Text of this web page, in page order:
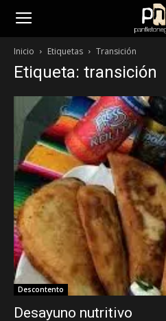
panfletonegro
Inicio Etiquetas Transición
Etiqueta: transición
Descontento
Desayuno nutritivo